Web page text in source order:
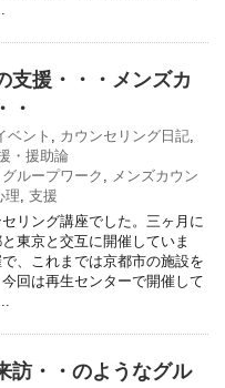
支援・・・メンズカ
・
ベント , カウンセリング日記,
・援助論
グループワーク , メンズカウン
理, 支援
リング講座でした。三ヶ月に
東京と交互に開催していま
、これまでは京都市の施設を
回は再生センターで開催して
訪・・のようなグル